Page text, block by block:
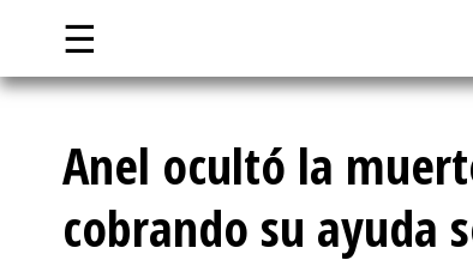
☰
Anel ocultó la
cobrando su ayuda